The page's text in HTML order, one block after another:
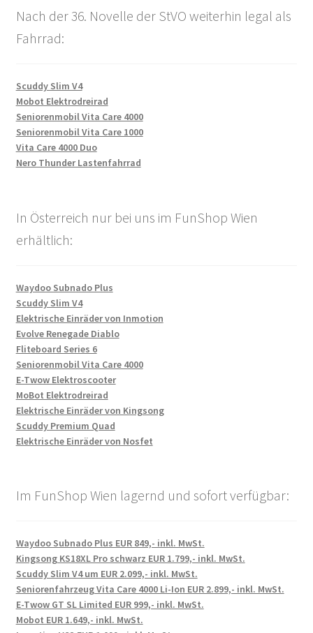
Nach der 36. Novelle der StVO weiterhin legal als
Fahrrad:
Scuddy Slim V4
Mobot Elektrodreirad
Seniorenmobil Vita Care 4000
Seniorenmobil Vita Care 1000
Vita Care 4000 Duo
Nero Thunder Lastenfahrrad
In Österreich nur bei uns im FunShop Wien
erhältlich:
Waydoo Subnado Plus
Scuddy Slim V4
Elektrische Einräder von Inmotion
Evolve Renegade Diablo
Fliteboard Series 6
Seniorenmobil Vita Care 4000
E-Twow Elektroscooter
MoBot Elektrodreirad
Elektrische Einräder von Kingsong
Scuddy Premium Quad
Elektrische Einräder von Nosfet
Im FunShop Wien lagernd und sofort verfügbar:
Waydoo Subnado Plus EUR 849,- inkl. MwSt.
Kingsong KS18XL Pro schwarz EUR 1.799,- inkl. MwSt.
Scuddy Slim V4 um EUR 2.099,- inkl. MwSt.
Seniorenfahrzeug Vita Care 4000 Li-Ion EUR 2.899,- inkl. MwSt.
E-Twow GT SL Limited EUR 999,- inkl. MwSt.
Mobot EUR 1.649,- inkl. MwSt.